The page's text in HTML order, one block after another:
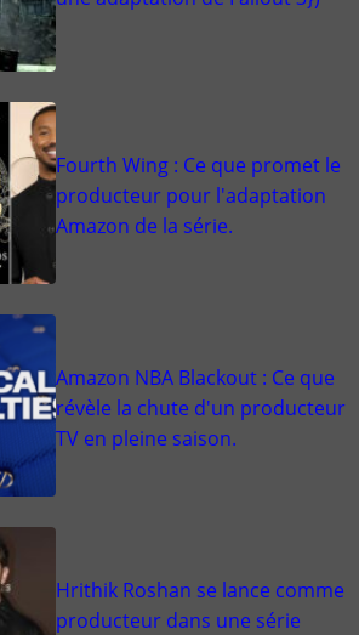
Fourth Wing : Ce que promet le
producteur pour l'adaptation
Amazon de la série.
Amazon NBA Blackout : Ce que
révèle la chute d'un producteur
TV en pleine saison.
Hrithik Roshan se lance comme
producteur dans une série